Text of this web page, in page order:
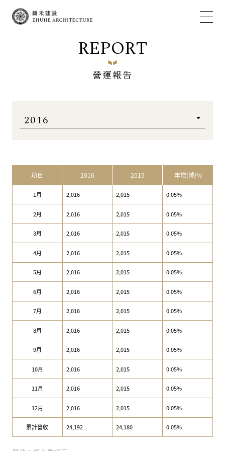
REPORT
營運報告
項目 2016 2015 年增(減)%
1月 2,016 2,015 0.05%
2月 2,016 2,015 0.05%
3月 2,016 2,015 0.05%
4月 2,016 2,015 0.05%
5月 2,016 2,015 0.05%
6月 2,016 2,015 0.05%
7月 2,016 2,015 0.05%
8月 2,016 2,015 0.05%
9月 2,016 2,015 0.05%
10月 2,016 2,015 0.05%
11月 2,016 2,015 0.05%
12月 2,016 2,015 0.05%
累計營收 24,192 24,180 0.05%